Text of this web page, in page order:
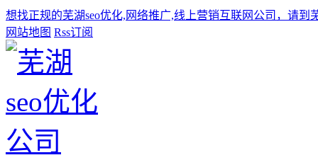
想找正规的芜湖seo优化,网络推广,线上营销互联网公司，请到
网站地图 Rss订阅